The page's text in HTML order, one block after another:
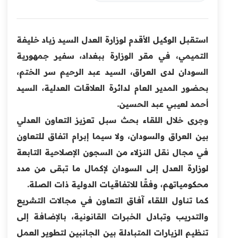
استقبل الوكيل الأقدم لوزارة العدل السيد زياد خليفة
التميمي، في مقر الوزارة ببغداد، سفير جمهورية
السودان لدى العراق، السيد عبد الرحيم سر الختم،
بحضور المدير العام لدائرة العلاقات العدلية، السيد
أحمد لعيبي عبد الحسين.
وجرى خلال اللقاء بحث سبل تعزيز التعاون العدلي
بين العراق والسودان، ولا سيما إبرام اتفاق للتعاون
في مجال نقل النزلاء من السجون الإصلاحية التابعة
لوزارة العدل إلى السودان لإكمال ما تبقى من مدد
محكومياتهم، وفقًا للاتفاقيات الدولية ذات الصلة.
كما تناول اللقاء آفاق التعاون في مجالات التشريع
والتدريب وتبادل الخبرات القانونية، بالإضافة إلى
تنظيم الزيارات المتبادلة بين الجانبين لتطوير العمل